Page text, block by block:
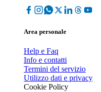
Area personale
Help e Faq
Info e contatti
Termini del servizio
Utilizzo dati e privacy
Cookie Policy